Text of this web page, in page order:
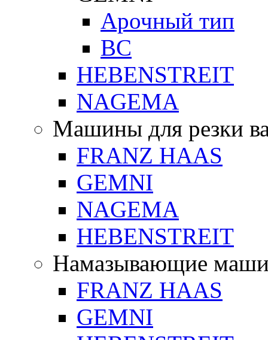
Арочный тип
ВС
HEBENSTREIT
NAGEMA
Машины для резки
FRANZ HAAS
GEMNI
NAGEMA
HEBENSTREIT
Намазывающие
FRANZ HAAS
GEMNI